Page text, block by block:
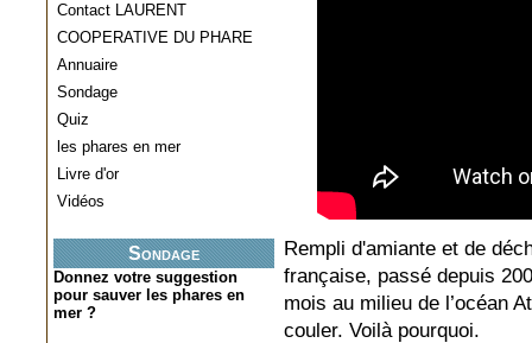
Contact LAURENT
COOPERATIVE DU PHARE
Annuaire
Sondage
Quiz
les phares en mer
Livre d'or
Vidéos
Sondage
Donnez votre suggestion
pour sauver les phares en
mer ?
Rempli d'amiante et de
française, passé depuis
mois au milieu de l’océan
couler. Voilà pourquoi.